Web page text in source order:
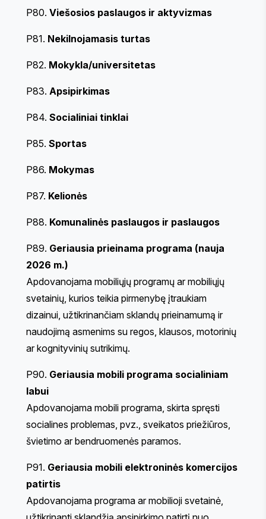
P80. Viešosios paslaugos ir aktyvizmas
P81. Nekilnojamasis turtas
P82. Mokykla/universitetas
P83. Apsipirkimas
P84. Socialiniai tinklai
P85. Sportas
P86. Mokymas
P87. Kelionės
P88. Komunalinės paslaugos ir paslaugos
P89. Geriausia prieinama programa (nauja
2026 m.)
Apdovanojama mobiliųjų programų ar mobiliųjų
svetainių, kurios teikia pirmenybę įtraukiam
dizainui, užtikrinančiam sklandų prieinamumą ir
naudojimą asmenims su regos, klausos, motorinių
ar kognityvinių sutrikimų.
P90. Geriausia mobili programa socialiniam
labui
Apdovanojama mobili programa, skirta spręsti
socialines problemas, pvz., sveikatos priežiūros,
švietimo ar bendruomenės paramos.
P91. Geriausia mobili elektroninės komercijos
patirtis
Apdovanojama programa ar mobilioji svetainė,